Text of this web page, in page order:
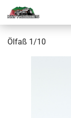
Ölfaß 1/10